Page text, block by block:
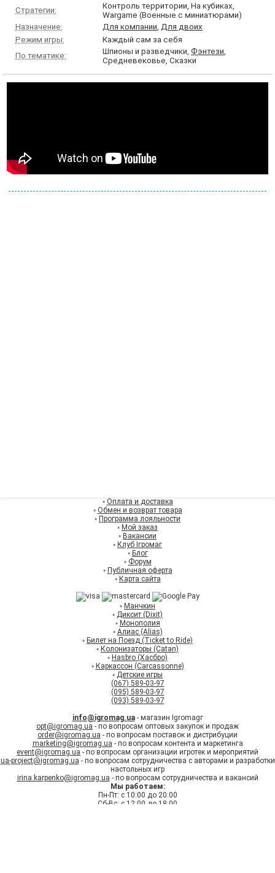
Стратегии:
Контроль территории, На кубиках,
Wargame (Военные с миниатюрами)
Назначение:
Для компании,Для двоих
Режим игры:
Каждый сам за себя
По тематике:
Шпионы и разведчики,Фэнтези,
Средневековье, Сказки
◦ Оплата и доставка
◦ Обмен и возврат товара
◦ Программа лояльности
◦ Мой заказ
◦ Вакансии
◦ Клуб Ігромаг
◦ Блог
◦ Форум
◦ Публичная оферта
◦ Карта сайта
◦ Манчкин
◦ Диксит (Dixit)
◦ Монополия
◦ Алиас (Alias)
◦ Билет на Поезд (Ticket to Ride)
◦ Колонизаторы (Catan)
◦ Hasbro (Хасбро)
◦ Каркассон (Carcassonne)
◦ Детские игры
(067) 589-03-97
(095) 589-03-97
(093) 589-03-97
info@igromag.ua- магазин Igromagг
opt@igromag.ua - по вопросам оптовых закупок и продаж
order@igromag.ua - по вопросам поставок и дистрибуции
marketing@igromag.ua - по вопросам контента и маркетинга
event@igromag.ua - по вопросам организации игротек и мероприятий
ua-project@igromag.ua - по вопросам сотрудничества с авторами и разработки
настольных игр
irina.karpenko@igromag.ua - по вопросам сотрудничества и вакансий
Мы работаем:
Пн-Пт: с 10:00 до 20:00
Сб-Вс: с 12:00 до 18:00